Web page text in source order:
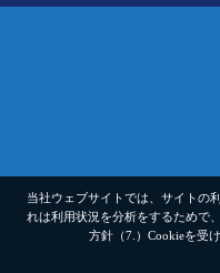
当社ウェブサイトでは、サイトの
れは利用状況を分析をするためで
方針（7.） Cookieを受